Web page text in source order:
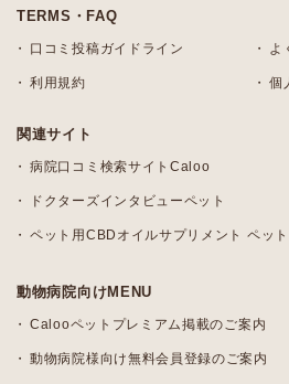
TERMS・FAQ
口コミ投稿ガイドライン よ
利用規約 個
関連サイト
病院口コミ検索サイトCaloo
ドクターズインタビューペット
ペット用CBDオイルサプリメント ペッ
動物病院向けMENU
Calooペットプレミアム掲載のご案内
動物病院様向け無料会員登録のご案内